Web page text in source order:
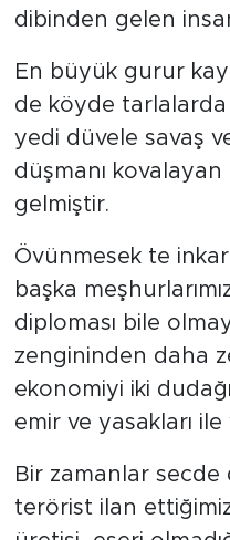
dibinden gelen
En büyük gurur
de köyde tarlalarda
yedi düvele savaş
düşmanı
gelmiştir.
Övünmesek te
başka
diploması bile
zengininden daha
ekonomiyi iki
emir ve yasakları
Bir zamanlar
terörist ilan